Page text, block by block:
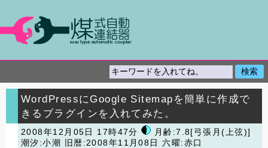
WordPressにGoogle Sitemapを簡単に作成で
きるプラグインを入れてみた。
2008年12月05日 17時47分
月齢:7.8[弓張月(上弦)]
潮汐:小潮
旧暦:2008年11月08日 六曜:赤口